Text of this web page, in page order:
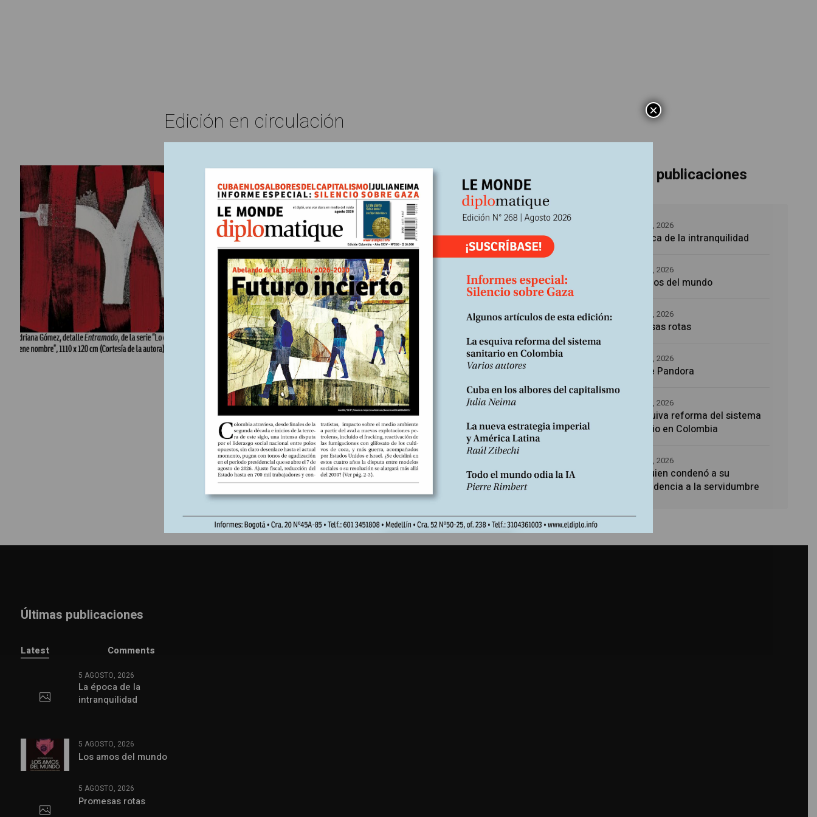
6 julio, 2024 Escrito por: Álvaro Sanabria Duque Edición Nº245
¿Quién es el Estado?
La presencia política creciente de la extrema derecha en el mundo, y el
posicionamiento mediático reciente de su visión más radical, el anarco-capitalismo,
debe llevar a preguntarnos sobre qué hay detrás de la propuesta de desregulación
absoluta de la sociedad. Que el primer gobierno que defiende esa propuesta tenga
lugar en Argentina, una nación de...
Últimas publicaciones
La época de la intranquilidad
5 agosto, 2026
Los amos del mundo
5 agosto, 2026
Promesas rotas
5 agosto, 2026
Caja de Pandora
4 agosto, 2026
La esquiva reforma del sistema
sanitario en Colombia
4 agosto, 2026
Noé, quien condenó a su
descendencia a la servidumbre
4 agosto, 2026
Últimas publicaciones
Latest Comments
5 AGOSTO, 2026
La época de la
intranquilidad
5 AGOSTO, 2026
Los amos del mundo
5 AGOSTO, 2026
Promesas rotas
Edición en circulación ×